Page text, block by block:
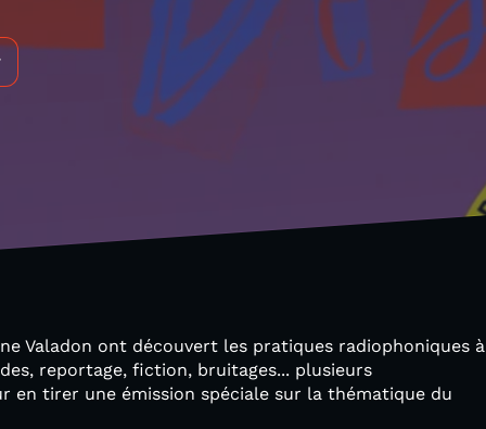
Valadon ont découvert les pratiques radiophoniques à
reportage, fiction, bruitages... plusieurs
en tirer une émission spéciale sur la thématique du